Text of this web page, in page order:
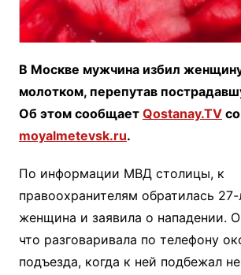
В Москве мужчина избил
молотком, перепутав
Об этом сообщает Qostanay.TVсо
moyalmetevsk.ru.
По информации МВД столицы, к
правоохранителям обратилась 27-
женщина и заявила о нападении.
что разговаривала по телефону
подъезда, когда к ней подбежал